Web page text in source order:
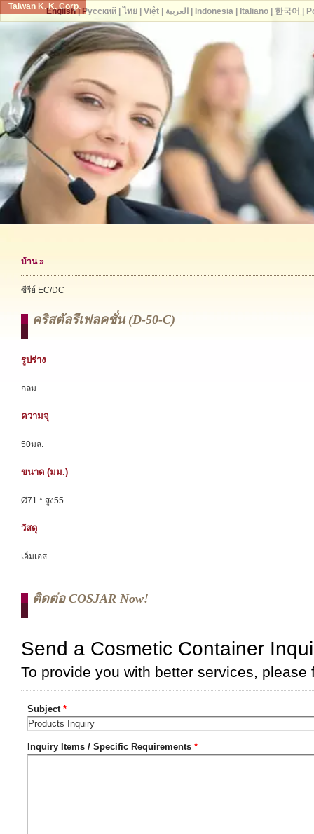
Taiwan K. K. Corp.
บ้าน»
ซีรีย์ EC/DC
คริสตัลรีเฟลคชั่น (d-50-C)
รูปร่าง
กลม
ความจุ
50มล.
ขนาด (มม.)
Ø71 * สูง55
วัสดุ
เอ็มเอส
ติดต่อ COSJAR Now!
English| Русский| ไทย| Việt| العربية Indonesia| Italiano| 한국어